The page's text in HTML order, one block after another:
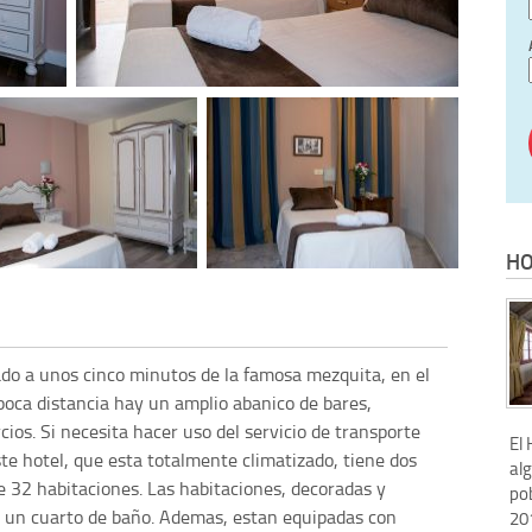
a unos cinco minutos de la famosa mezquita, en el
distancia hay un amplio abanico de bares,
Si necesita hacer uso del servicio de transporte
hotel, que esta totalmente climatizado, tiene dos
habitaciones. Las habitaciones, decoradas y
cuarto de baño. Ademas, estan equipadas con
El